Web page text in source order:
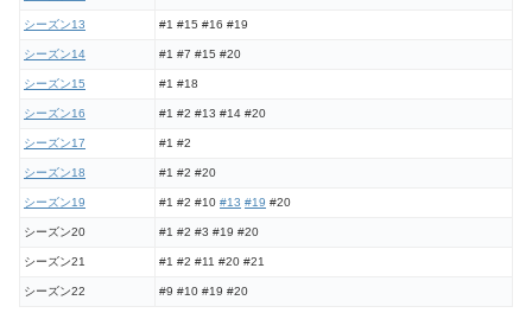
シーズン13 #1 #15 #16 #19
シーズン14 #1 #7 #15 #20
シーズン15 #1 #18
シーズン16 #1 #2 #13 #14 #20
シーズン17 #1 #2
シーズン18 #1 #2 #20
シーズン19 #1 #2 #10 #13 #19 #20
シーズン20 #1 #2 #3 #19 #20
シーズン21 #1 #2 #11 #20 #21
シーズン22 #9 #10 #19 #20